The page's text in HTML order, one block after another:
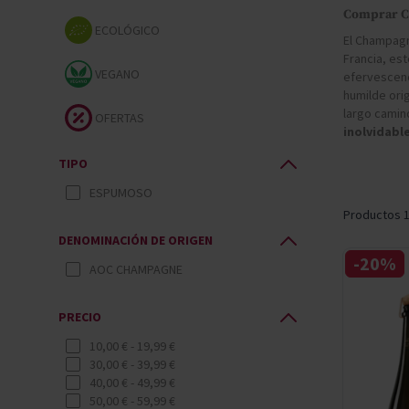
Secano interior
Moët
Pisco
Torres
Paco y Lola
Padró & Co
Torres Brandy
Torres
ECOLÓGICO
VEGANO
OFERTAS
TIPO
ESPUMOSO
DENOMINACIÓN DE ORIGEN
AOC CHAMPAGNE
PRECIO
10,00 € - 19,99 €
30,00 € - 39,99 €
40,00 € - 49,99 €
50,00 € - 59,99 €
Comprar
El
Francia,
humilde
largo
Productos 1
-20%